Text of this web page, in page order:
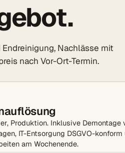
Nachlässe mit
nach Vor-Ort-Termin.
Produktion. Inklusive Demontage
IT-Entsorgung DSGVO-konform
am Wochenende.